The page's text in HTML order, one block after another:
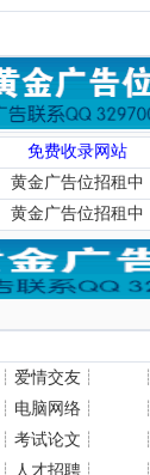
免费收录网站
黄金广告位招租中
黄金广告位招租中
┊ 爱情交友 ┊ ┊
┊ 电脑网络 ┊ ┊
┊ 考试论文 ┊ ┊
┊ 人才招聘 ┊ ┊